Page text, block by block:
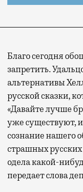
Благо сегодня
запретить.
альтернативы
русской сказки,
«Давайте лучше
уже существуют, и
сознание нашего
страшных русских
одела какой-
передает слова